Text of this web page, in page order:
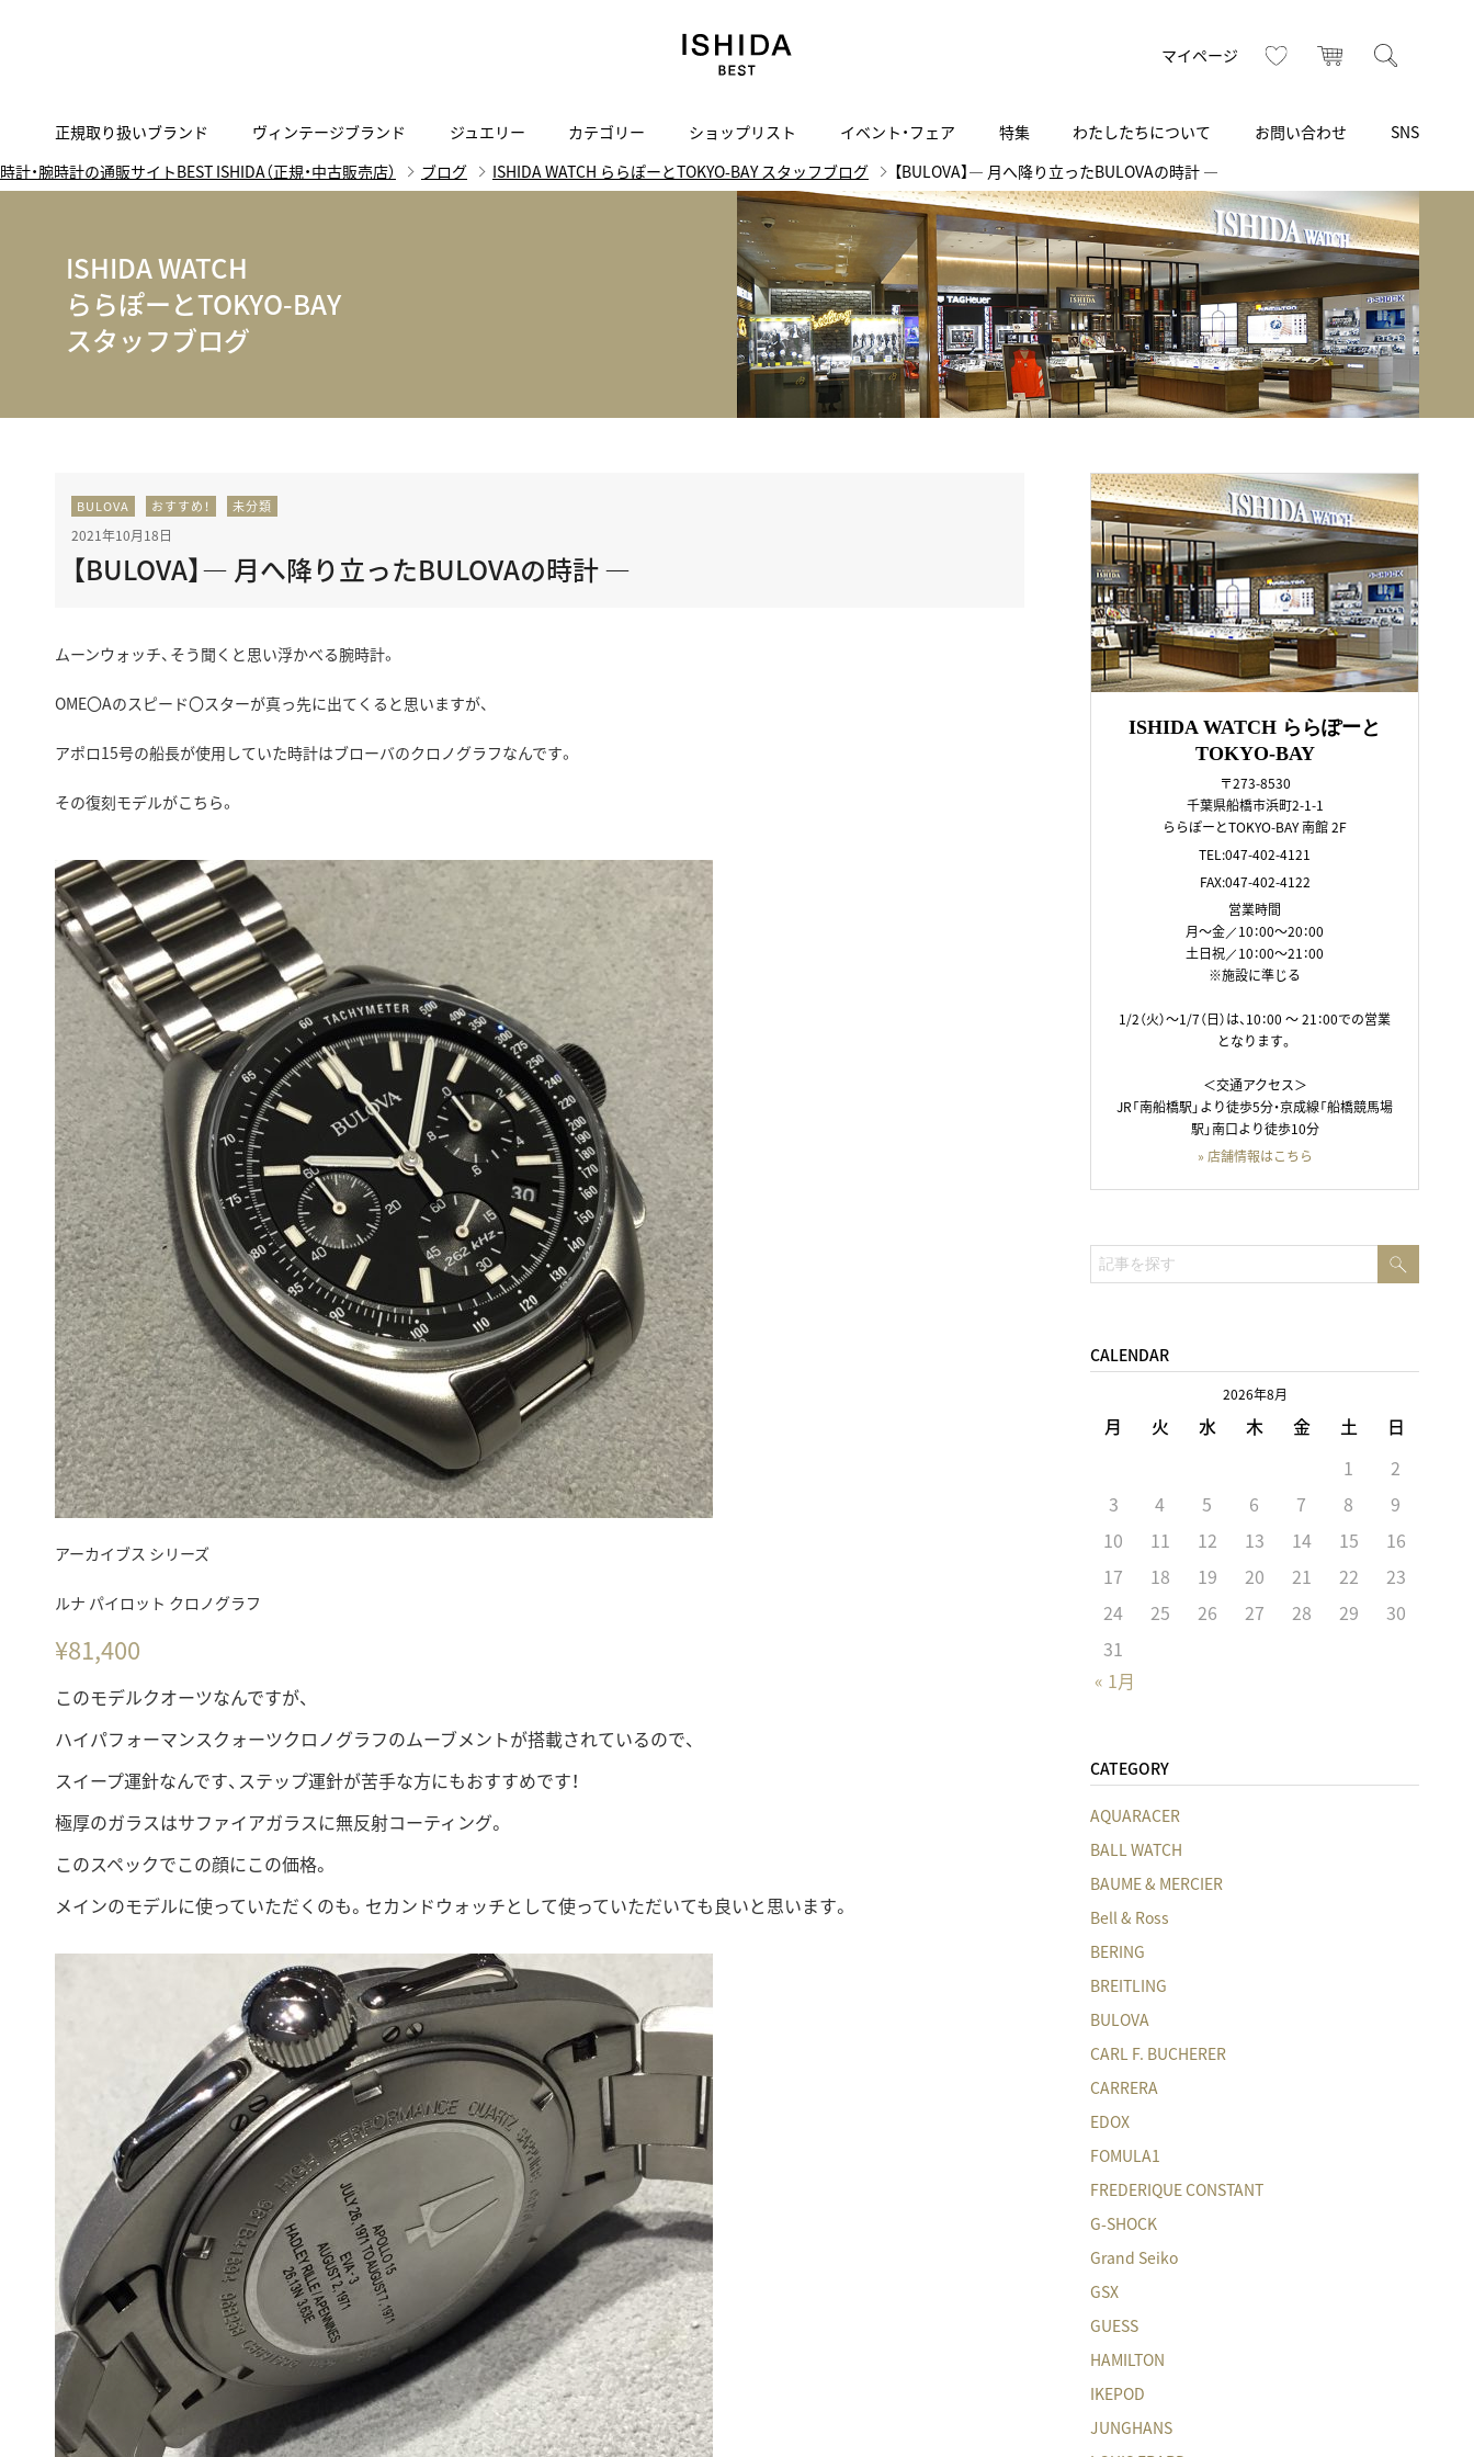
マイページ お気に入りカート
正規取り扱いブランド
A B C D E F G H I J K L M N O P R S T U V
Accurate Form
アキュレイトフォルム
amazfit
アマズフィット
AMIDA
アミダ
ANGEL CLOVER ARMINSTROM
アーミンシュトローム
Arnold & Son
アーノルド＆サン
ヴィンテージブランド
買取り・下取り・委託サービスについて
検索
ヴィンテージブランド一覧はこちら
ジュエリー カテゴリー
ヴィンテージブランド
ラグジュアリーウォッチ
ウォッチ
ISHIDA いいモノ Selection
いいモノ Gift selection
i.s.d.(アイエスディー)
ショップリスト
ISHIDA N43°（札幌）
TimeVallée ISHIDA Azabudai Hills Luxury Time Lounge ブライトリング ブティック 銀座
ブライトリング ブティック GINZA SIX IWC 表参道ブティック BEST VINTAGE新宿
BEST VINTAGE
イベント・フェア 特集 わたしたちについて
代表メッセージ 会社概要 サービス CSR
お問い合わせ
お問い合わせ ご来店の予約 オンライン相談 買取り・下取り・委託サービス
SNS
INSTAGRAM
FACEBOOK TikTok
時計・腕時計の通販サイトBEST ISHIDA（正規・中古販売店） ブログ ISHIDA WATCH ららぽーとTOKYO-BAY スタッフブログ 【BULOVA】― 月へ降り立ったBULOVAの時計 ―
ISHIDA WATCH
ららぽーとTOKYO-BAY
スタッフブログ
BULOVA おすすめ！ 未分類
2021年10月18日
【BULOVA】― 月へ降り立ったBULOVAの時計 ―
ムーンウォッチ、そう聞くと思い浮かべる腕時計。
OME〇Aのスピード〇スターが真っ先に出てくると思いますが、
アポロ15号の船長が使用していた時計はブローバのクロノグラフなんです。
その復刻モデルがこちら。
アーカイブス シリーズ
ルナ パイロット クロノグラフ
¥81,400
このモデルクオーツなんですが、
ハイパフォーマンスクォーツクロノグラフのムーブメントが搭載されているので、
スイープ運針なんです、ステップ運針が苦手な方にもおすすめです！
極厚のガラスはサファイアガラスに無反射コーティング。
このスペックでこの顔にこの価格。
メインのモデルに使っていただくのも。セカンドウォッチとして使っていただいても良いと思います。
ISHIDA WATCH ららぽーと
TOKYO-BAY
〒273-8530
千葉県船橋市浜町2-1-1
ららぽーとTOKYO-BAY 南館 2F
TEL:047-402-4121
FAX:047-402-4122
営業時間
月～金／10：00～20：00
土日祝／10：00～21：00
※施設に準じる
1/2（火）～1/7（日）は、10：00 ～ 21：00での営業
となります。
＜交通アクセス＞
JR「南船橋駅」より徒歩5分・京成線「船橋競馬場
駅」南口より徒歩10分
» 店舗情報はこちら
検
索:
CALENDAR
2026年8月
月 火 水 木 金 土 日
« 1月
1
2
3
4 5 6 7 8
9
10
11 12 13 14 15
16
17
18 19 20 21 22
23
24
25 26 27 28 29
30
31
CATEGORY
AQUARACER
BALL WATCH
BAUME & MERCIER
Bell & Ross
BERING
BREITLING
BULOVA
CARL F. BUCHERER
CARRERA
EDOX
FOMULA1
FREDERIQUE CONSTANT
G-SHOCK
Grand Seiko
GSX
GUESS
HAMILTON
IKEPOD
JUNGHANS